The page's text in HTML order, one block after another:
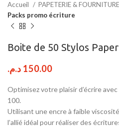
Accueil PAPETERIE &
Packs promo écriture
Boite de 50 Stylos
150.00 د.م.
Optimisez votre plaisir d’écrire
100.
Utilisant une encre à faible
l’allié idéal pour réaliser des